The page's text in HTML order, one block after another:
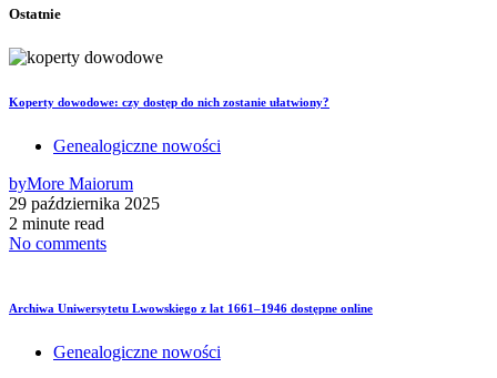
Ostatnie
Koperty dowodowe: czy dostęp do nich zostanie ułatwiony?
Genealogiczne nowości
byMore Maiorum
29 października 2025
2 minute read
No comments
Archiwa Uniwersytetu Lwowskiego z lat 1661–1946 dostępne online
Genealogiczne nowości